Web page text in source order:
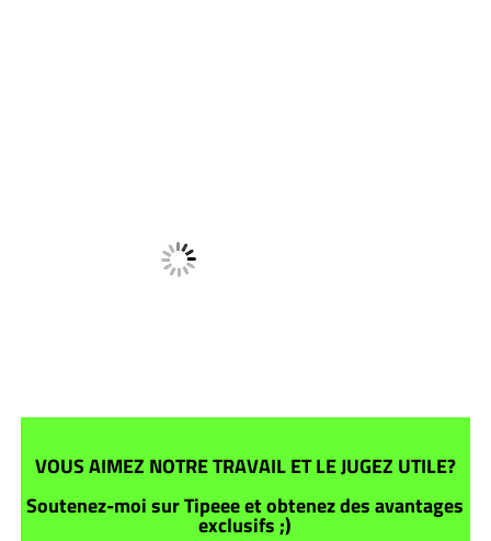
VOUS AIMEZ NOTRE TRAVAIL ET LE JUGEZ UTILE?
Soutenez-moi sur Tipeee et obtenez des avantages
exclusifs ;)